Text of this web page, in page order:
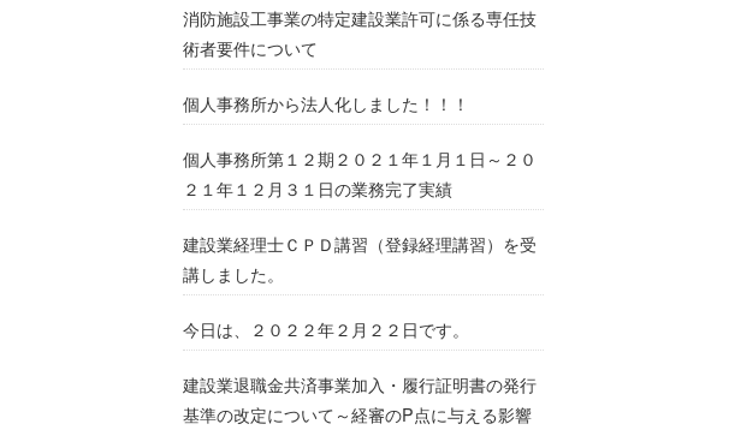
消防施設工事業の特定建設業許可に係る専任技
術者要件について
個人事務所から法人化しました！！！
個人事務所第１２期２０２１年１月１日～２０
２１年１２月３１日の業務完了実績
建設業経理士ＣＰＤ講習（登録経理講習）を受
講しました。
今日は、２０２２年２月２２日です。
建設業退職金共済事業加入・履行証明書の発行
基準の改定について～経審のP点に与える影響